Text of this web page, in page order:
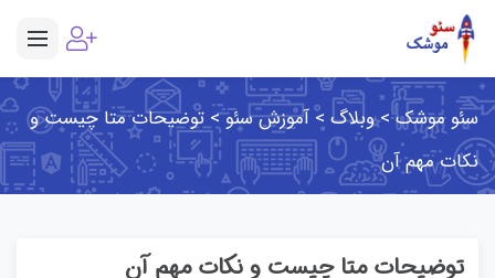
سئو موشک>وبلاگ >آموزش سئو>توضیحات متا چیست و
نکات مهم آن
توضیحات متا چیست و نکات مهم آن